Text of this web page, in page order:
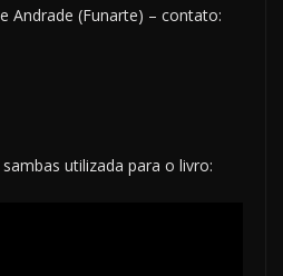
Andrade (Funarte) – contato:
utilizada para o livro: